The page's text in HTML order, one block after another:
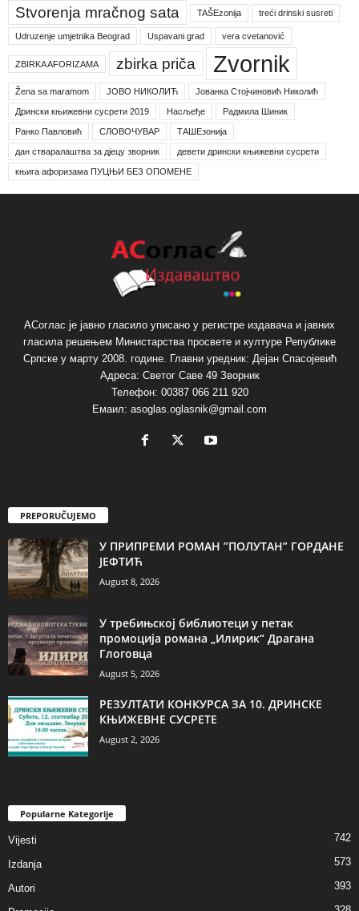
Stvorenja mračnog sata TAŠEzonija treći drinski susreti
Udruzenje umjetnika Beograd Uspavani grad vera cvetanović
ZBIRKA AFORIZAMA zbirka priča Zvornik
Žena sa maramom ЈОВО НИКОЛИЋ Јованка Стојчиновић Николић
Дрински књижевни сусрети 2019 Насљеђе Радмила Шиник
Ранко Павловић СЛОВОЧУВАР ТАШЕзонија
дан стваралаштва за дјецу зворник девети дрински књижевни сусрети
књига афоризама ПУЦЊИ БЕЗ ОПОМЕНЕ
АСоглас је јавно гласило уписано у регистре издавача и јавних
гласила решењем Министарства просвете и културе Републике
Српске у марту 2008. године. Главни уредник: Дејан Спасојевић
Адреса: Светог Саве 49 Зворник
Телефон: 00387 066 211 920
Емаил: asoglas.oglasnik@gmail.com
PREPORUČUJEMO
У ПРИПРЕМИ РОМАН ”ПОЛУТАН” ГОРДАНЕ
ЈЕФТИЋ
August 8, 2026
У требињској библиотеци у петак
промоција романа „Илирик“ Драгана
Глоговца
August 5, 2026
РЕЗУЛТАТИ КОНКУРСА ЗА 10. ДРИНСКЕ
КЊИЖЕВНЕ СУСРЕТЕ
August 2, 2026
Popularne Kategorije
Vijesti 742
Izdanja 573
Autori 393